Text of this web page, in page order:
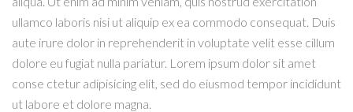
ullamco laboris nisi ut aliquip ex ea commodo consequat. Duis
aute irure dolor in reprehenderit in voluptate velit esse cillum
dolore eu fugiat nulla pariatur. Lorem ipsum dolor sit amet
conse ctetur adipisicing elit, sed do eiusmod tempor incididunt
ut labore et dolore magna.